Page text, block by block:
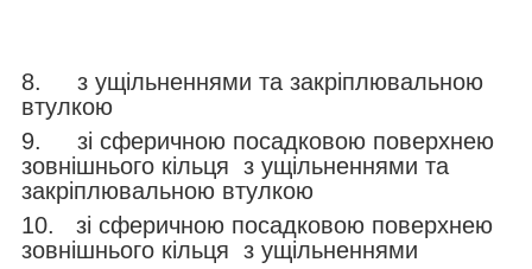
8. з ущільненнями та закріплювальною
втулкою
9. зі сферичною посадковою поверхнею
зовнішнього кільця з ущільненнями та
закріплювальною втулкою
10. зі сферичною посадковою поверхнею
зовнішнього кільця з ущільненнями